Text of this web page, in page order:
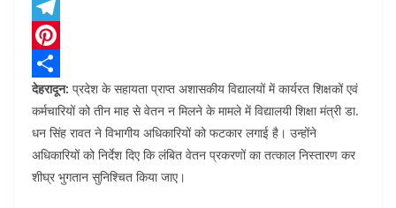
e
b
o
o
k
h
a
s
A
p
p
L
n
k
e
d
I
T
e
l
e
g
r
P
i
n
t
e
S
h
a
r
देहरादून: प्रदेश के सहायता प्राप्त अशासकीय विद्यालयों में कार्यरत शिक्षकों एवं
कर्मचारियों को तीन माह से वेतन न मिलने के मामले में विद्यालयी शिक्षा मंत्री डा.
धन सिंह रावत ने विभागीय अधिकारियों को फटकार लगाई है। उन्होंने
अधिकारियों को निर्देश दिए कि लंबित वेतन प्रकरणों का तत्काल निस्तारण कर
शीघ्र भुगतान सुनिश्चित किया जाए।